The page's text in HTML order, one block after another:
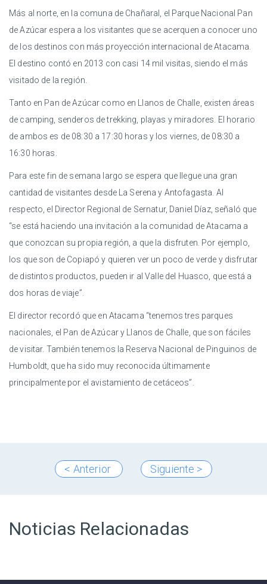
Más al norte, en la comuna de Chañaral, el Parque Nacional Pan
de Azúcar espera a los visitantes que se acerquen a conocer uno
de los destinos con más proyección internacional de Atacama.
El destino contó en 2013 con casi 14 mil visitas, siendo el más
visitado de la región.
Tanto en Pan de Azúcar como en Llanos de Challe, existen áreas
de camping, senderos de trekking, playas y miradores. El horario
de ambos es de 08:30 a 17:30 horas y los viernes, de 08:30 a
16:30 horas.
Para este fin de semana largo se espera que llegue una gran
cantidad de visitantes desde La Serena y Antofagasta. Al
respecto, el Director Regional de Sernatur, Daniel Díaz, señaló que
“se está haciendo una invitación a la comunidad de Atacama a
que conozcan su propia región, a que la disfruten. Por ejemplo,
los que son de Copiapó y quieren ver un poco de verde y disfrutar
de distintos productos, pueden ir al Valle del Huasco, que está a
dos horas de viaje”.
El director recordó que en Atacama “tenemos tres parques
nacionales, el Pan de Azúcar y Llanos de Challe, que son fáciles
de visitar. También tenemos la Reserva Nacional de Pinguinos de
Humboldt, que ha sido muy reconocida últimamente
principalmente por el avistamiento de cetáceos”.
< Anterior Siguiente >
Noticias Relacionadas